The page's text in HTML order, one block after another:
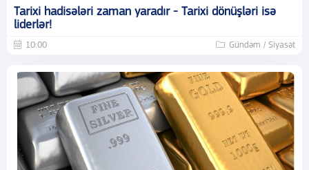
Tarixi hadisələri zaman yaradır - Tarixi dönüşləri isə
liderlər!
10:00 Gündəm / Siyasət